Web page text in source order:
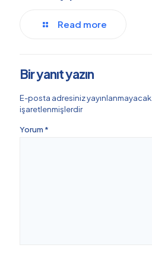
Read more
Bir yanıt yazın
E-posta adresiniz yayınlanmayacak.
işaretlenmişlerdir
Yorum *